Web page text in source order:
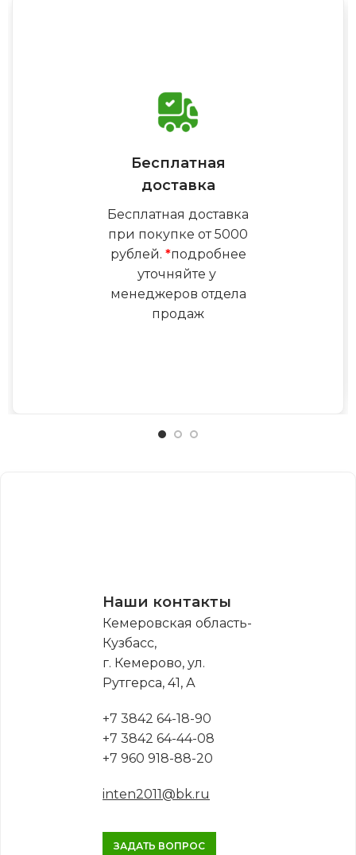
Бесплатная
доставка
Бесплатная доставка
при покупке от 5000
рублей. *подробнее
уточняйте у
менеджеров отдела
продаж
Наши контакты
Кемеровская область-
Кузбасс,
г. Кемерово, ул.
Рутгерса, 41, А
+7 3842 64-18-90
+7 3842 64-44-08
+7 960 918-88-20
inten2011@bk.ru
ЗАДАТЬ ВОПРОС